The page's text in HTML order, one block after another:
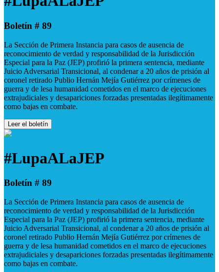
Boletín # 89
La Sección de Primera Instancia para casos de ausencia de
reconocimiento de verdad y responsabilidad de la Jurisdicción
Especial para la Paz (JEP) profirió la primera sentencia, mediante
Juicio Adversarial Transicional, al condenar a 20 años de prisión al
coronel retirado Publio Hernán Mejía Gutiérrez por crímenes de
guerra y de lesa humanidad cometidos en el marco de ejecuciones
extrajudiciales y desapariciones forzadas presentadas ilegítimamente
como bajas en combate.
Leer el boletín
#LupaALaJEP
Boletín # 89
La Sección de Primera Instancia para casos de ausencia de
reconocimiento de verdad y responsabilidad de la Jurisdicción
Especial para la Paz (JEP) profirió la primera sentencia, mediante
Juicio Adversarial Transicional, al condenar a 20 años de prisión al
coronel retirado Publio Hernán Mejía Gutiérrez por crímenes de
guerra y de lesa humanidad cometidos en el marco de ejecuciones
extrajudiciales y desapariciones forzadas presentadas ilegítimamente
como bajas en combate.